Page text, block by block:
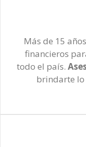
Más de 15
financieros
todo el país.
brindarte lo